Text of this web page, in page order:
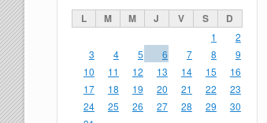
L M M J V S D
1
2
3
4 5 6 7 8
9
10
11 12 13 14 15
16
17
18 19 20 21 22
23
24
25 26 27 28 29
30